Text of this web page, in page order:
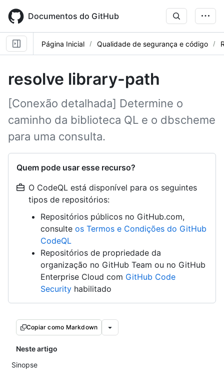
main
content
Documentos do GitHub
Página Inicial Qualidade de segurança e código
resolve library-path
[Conexão detalhada] Determine o
caminho da biblioteca QL e o dbscheme
para uma consulta.
Quem pode usar esse recurso?
O CodeQL está disponível para os seguintes
tipos de repositórios:
Repositórios públicos no GitHub.com,
consulte os Termos e Condições do GitHub
CodeQL
Repositórios de propriedade da
organização no GitHub Team ou no GitHub
Enterprise Cloud com GitHub Code
Security habilitado
Copiar como Markdown
Neste artigo
Sinopse